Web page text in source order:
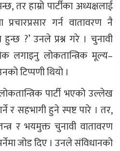
तर हाम्रो पार्टीका अध्यक्षलाई
गर्न वातावरण नै
?’ उनले प्रश्न गरे । चुनावी
लगाइनु लोकतान्त्रिक मूल्य–
टिप्पणी थियो ।
पार्टी भएको उल्लेख
र सहभागी हुने स्पष्ट पारे । तर,
र भयमुक्त चुनावी वातावरण
जोड दिए । उनले संविधानको